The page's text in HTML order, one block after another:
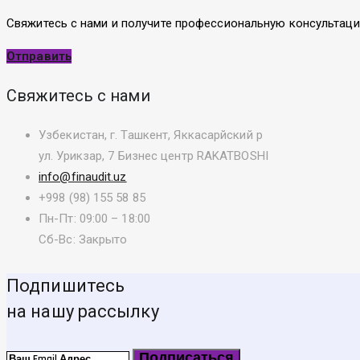
Свяжитесь с нами и получите профессиональную
Отправить
Свяжитесь с нами
Узбекистан, г. Ташкент, Яккасарйский р
ул. Урикзар, 7 Бизнес центр RAKATBOSHI
info@finaudit.uz
+998 (98) 155 58 85
Пн-Пт: 09:00 – 18:00
Сб-Вс: Закрыто
Подпишитесь
на нашу рассылку